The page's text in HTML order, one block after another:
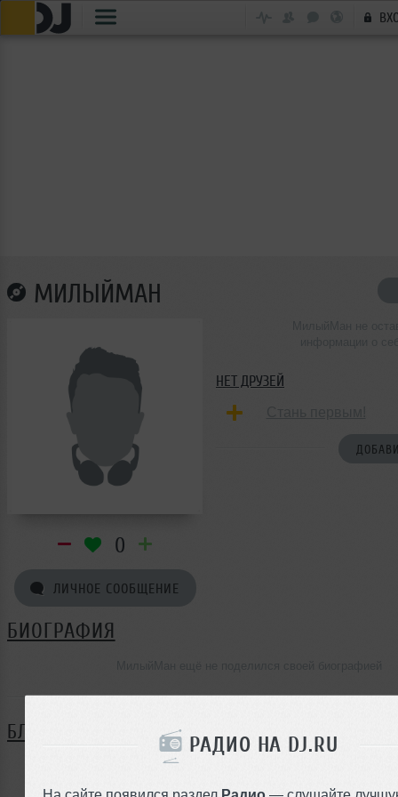
РАДИО НА DJ.RU
На сайте появился раздел Радио — слушайте
МИЛЫЙМАН
0
ЛИЧНОЕ СООБЩЕНИЕ
НЕТ ДРУЗЕЙ
БИОГРАФИЯ
БЛОГ